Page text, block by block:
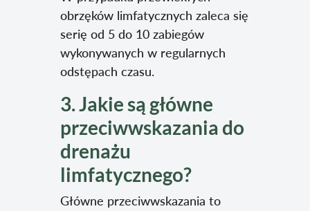
obrzęków limfatycznych zaleca się
serię od 5 do 10 zabiegów
wykonywanych w regularnych
odstępach czasu.
3. Jakie są główne
przeciwwskazania do
drenażu
limfatycznego?
Główne przeciwwskazania to